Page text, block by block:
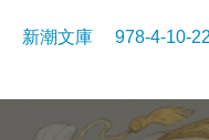
新潮文庫 978-4-10-